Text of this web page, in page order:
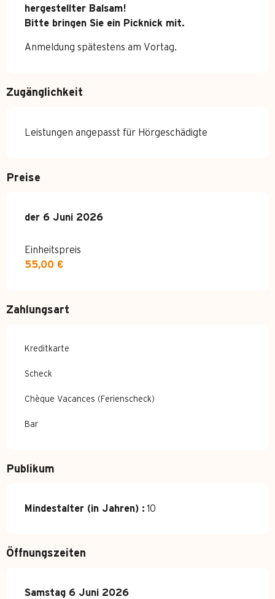
hergestellter Balsam!
Bitte bringen Sie ein Picknick mit.
Anmeldung spätestens am Vortag.
Zugänglichkeit
Leistungen angepasst für Hörgeschädigte
Preise
der 6 Juni 2026
der 6 Juni 2026
Einheitspreis
55,00 €
Zahlungsart
Kreditkarte
Scheck
Chèque Vacances (Ferienscheck)
Bar
Publikum
Mindestalter (in Jahren) : 10
Öffnungszeiten
Samstag 6 Juni 2026
Samstag 6 Juni 2026